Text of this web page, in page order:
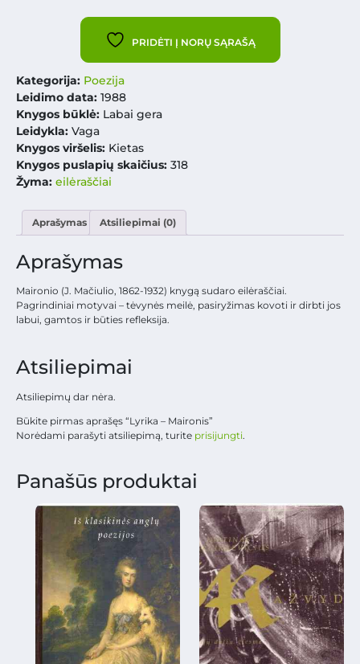
PRIDĖTI Į NORŲ SĄRAŠĄ
Kategorija: Poezija
Leidimo data: 1988
Knygos būklė: Labai gera
Leidykla: Vaga
Knygos viršelis: Kietas
Knygos puslapių skaičius: 318
Žyma: eilėraščiai
Aprašymas Atsiliepimai (0)
Aprašymas
Maironio (J. Mačiulio, 1862-1932) knygą sudaro eilėraščiai.
Pagrindiniai motyvai – tėvynės meilė, pasiryžimas kovoti ir dirbti jos
labui, gamtos ir būties refleksija.
Atsiliepimai
Atsiliepimų dar nėra.
Būkite pirmas aprašęs “Lyrika – Maironis”
Norėdami parašyti atsiliepimą, turite prisijungti.
Panašūs produktai